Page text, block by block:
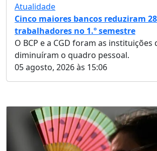
Atualidade
Cinco maiores bancos reduziram
trabalhadores no 1.º semestre
O BCP e a CGD foram as instituições
diminuíram o quadro pessoal.
05 agosto, 2026 às 15:06